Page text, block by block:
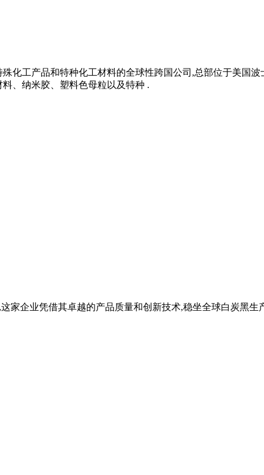
化工产品和特种化工材料的全球性跨国公司,总部位于美国
、纳米胶、塑料色母粒以及特种 .
家企业凭借其卓越的产品质量和创新技术,稳坐全球白炭黑